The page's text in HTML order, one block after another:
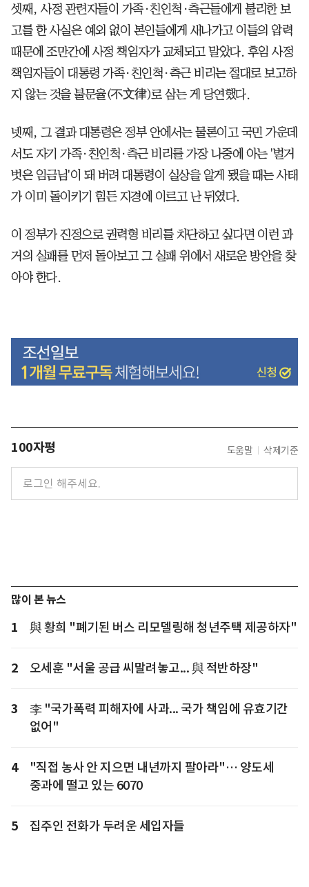
셋째, 사정 관련자들이 가족·친인척·측근들에게 불리한 보
고를 한 사실은 예외 없이 본인들에게 새나가고 이들의 압력
때문에 조만간에 사정 책임자가 교체되고 말았다. 후임 사정
책임자들이 대통령 가족·친인척·측근 비리는 절대로 보고하
지 않는 것을 불문율(不文律)로 삼는 게 당연했다.
넷째, 그 결과 대통령은 정부 안에서는 물론이고 국민 가운데
서도 자기 가족·친인척·측근 비리를 가장 나중에 아는 '벌거
벗은 임금님'이 돼 버려 대통령이 실상을 알게 됐을 때는 사태
가 이미 돌이키기 힘든 지경에 이르고 난 뒤였다.
이 정부가 진정으로 권력형 비리를 차단하고 싶다면 이런 과
거의 실패를 먼저 돌아보고 그 실패 위에서 새로운 방안을 찾
아야 한다.
100자평 도움말 삭제기준
많이 본 뉴스
1 與 황희 "폐기된 버스 리모델링해 청년주택 제공하자"
2 오세훈 "서울 공급 씨말려놓고... 與 적반하장"
3
李 "국가폭력 피해자에 사과... 국가 책임에 유효기간
없어"
4
"직접 농사 안 지으면 내년까지 팔아라"… 양도세
중과에 떨고 있는 6070
5 집주인 전화가 두려운 세입자들